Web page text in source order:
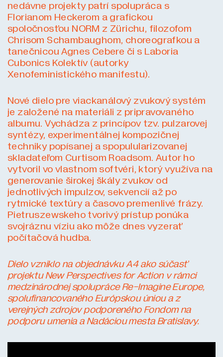
nedávne projekty patrí spolupráca s
Florianom Heckerom a grafickou
spoločnosťou NORM z Zürichu, filozofom
Chrisom Schambaughom, choreografkou a
tanečnicou Agnes Cebere či s Laboria
Cubonics Kolektív (autorky
Xenofeministického manifestu).
Nové dielo pre viackanálový zvukový systém
je založené na materiáli z pripravovaného
albumu. Vychádza z princípov tzv. pulzarovej
syntézy, experimentálnej kompozičnej
techniky popísanej a spopulularizovanej
skladateľom Curtisom Roadsom. Autor ho
vytvoril vo vlastnom softvéri, ktorý využíva na
generovanie širokej škály zvukov od
jednotlivých impulzov, sekvencií až po
rytmické textúry a časovo premenlivé frázy.
Pietruszewskeho tvorivý prístup ponúka
svojráznu víziu ako môže dnes vyzerať
počítačová hudba.
Dielo vzniklo na objednávku A4 ako súčasť
projektu New Perspectives for Action v rámci
medzinárodnej spolupráce Re-Imagine Europe,
spolufinancovaného Európskou úniou a z
verejných zdrojov podporeného Fondom na
podporu umenia a Nadáciou mesta Bratislavy.